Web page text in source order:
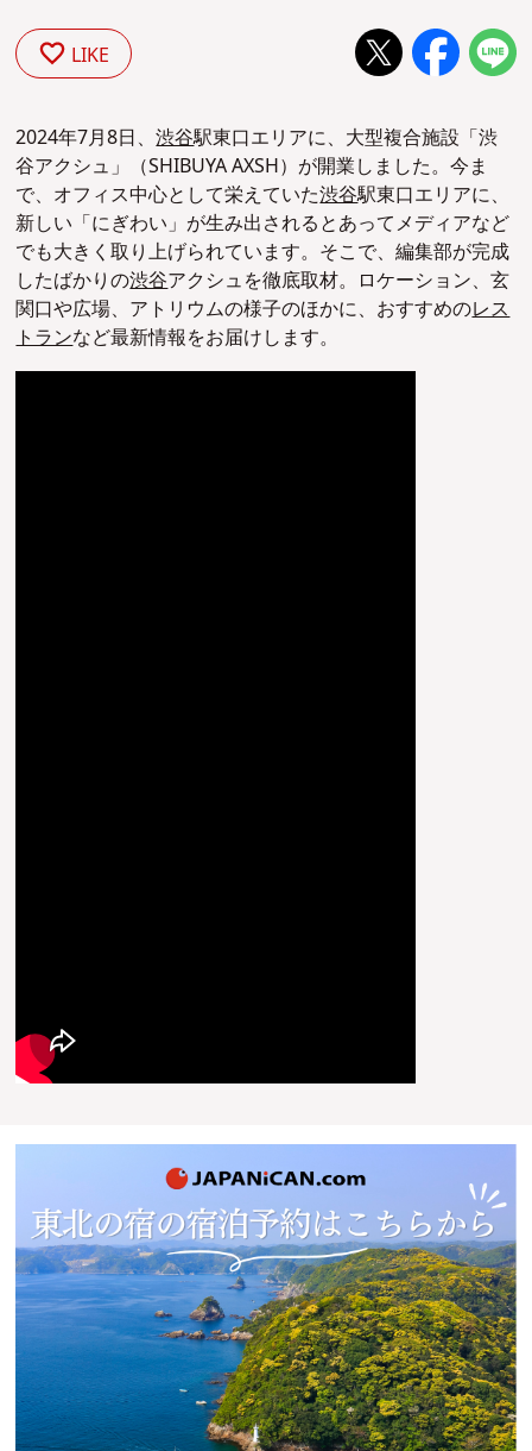
LIKE
2024年7月8日、渋谷駅東口エリアに、大型複合施設「渋
谷アクシュ」（SHIBUYA AXSH）が開業しました。今ま
で、オフィス中心として栄えていた渋谷駅東口エリアに、
新しい「にぎわい」が生み出されるとあってメディアなど
でも大きく取り上げられています。そこで、編集部が完成
したばかりの渋谷アクシュを徹底取材。ロケーション、玄
関口や広場、アトリウムの様子のほかに、おすすめのレス
トランなど最新情報をお届けします。